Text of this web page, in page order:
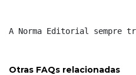
A Norma Editorial
Otras FAQs relacionadas